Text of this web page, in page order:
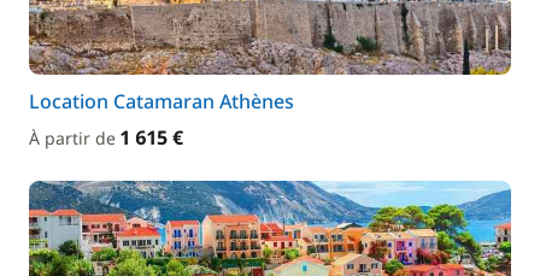
Location Catamaran Athènes
À partir de 1 615 €